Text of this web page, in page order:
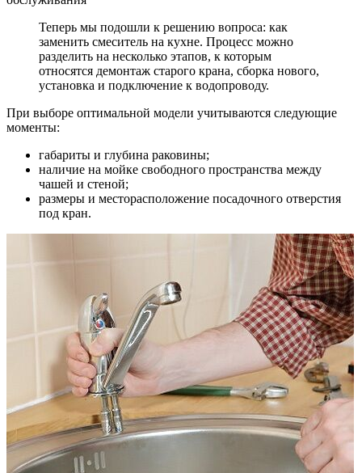
Теперь мы подошли к решению вопроса: как
заменить смеситель на кухне. Процесс можно
разделить на несколько этапов, к которым
относятся демонтаж старого крана, сборка нового,
установка и подключение к водопроводу.
При выборе оптимальной модели учитываются следующие
моменты:
габариты и глубина раковины;
наличие на мойке свободного пространства между
чашей и стеной;
размеры и месторасположение посадочного отверстия
под кран.